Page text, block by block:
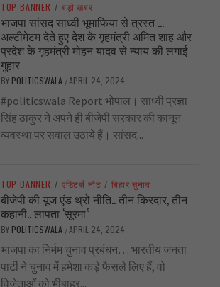
TOP BANNER / बड़ी खबर
भाजपा सांसद साध्वी भूमाफिया से त्रस्त …
अल्टीमेटम देते हुए देश के गृहमंत्री अमित शाह और
प्रदेश के गृहमंत्री मोहन यादव से न्याय की लगाई
गुहार
BY POLITICSWALA /APRIL 24, 2024
#politicswala Report भोपाल। साध्वी प्रज्ञा
सिंह ठाकुर ने अपने ही बीजेपी सरकार की कानून
व्यवस्था पर सवाल उठाये हैं। सांसद...
TOP BANNER / एडिटर्स नोट / बिहार चुनाव
बीजेपी की यूज एंड थ्रो नीति.. तीन किरदार, तीन
कहानी.. लापता ‘सूरमा”
BY POLITICSWALA /APRIL 24, 2024
भाजपा का निर्मम चुनाव प्रबंधन… भारतीय जनता
पार्टी ने चुनाव में हमेशा कड़े फैसले लिए हैं, वो
विजेताओं को भीबाहर...